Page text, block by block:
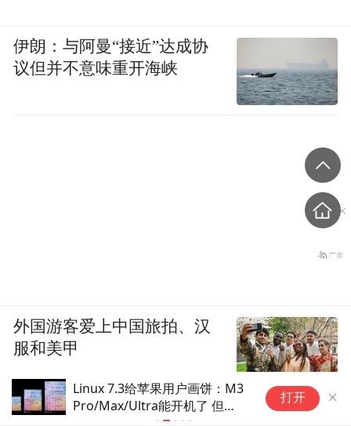
Linux 7.3给苹果用户画饼：M3
Pro/Max/Ultra能开机了 但
实测5家
分级选型建
打开
伊朗：与阿曼“接近”达成协
议但并不意味重开海峡
外国游客爱上中国旅拍、汉
服和美甲